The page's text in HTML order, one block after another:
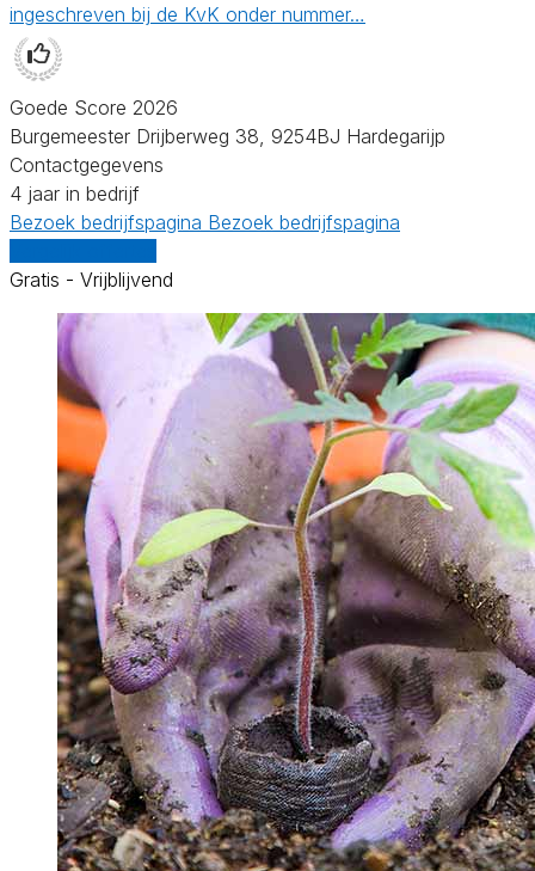
ingeschreven bij de KvK onder nummer…
Goede Score 2026
Burgemeester Drijberweg 38, 9254BJ Hardegarijp
Contactgegevens
4 jaar in bedrijf
Bezoek bedrijfspagina Bezoek bedrijfspagina
Gratis - Vrijblijvend